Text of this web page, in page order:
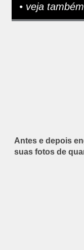
• veja
Antes e depois
suas fotos de